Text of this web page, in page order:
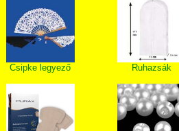
Csipke legyező Ruhazsák